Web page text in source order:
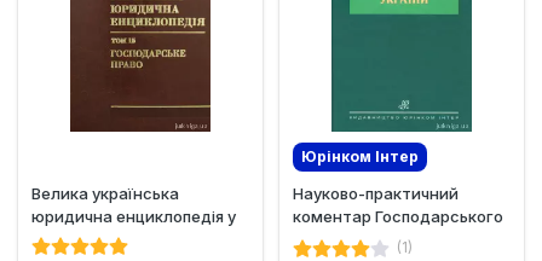
Велика українська
юридична енциклопедія у
20-ти томах. Том 15....
Юрінком Iнтер
Науково-практичний
коментар Господарського
кодексу України
(1)